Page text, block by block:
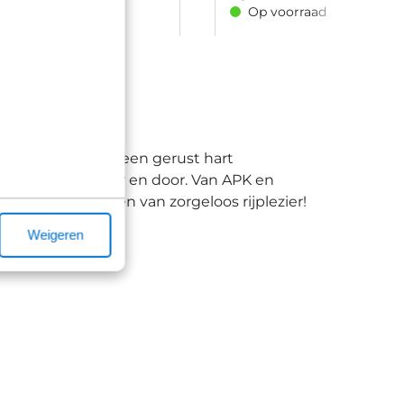
Weigeren
Rijstrook assistent
Op voorraad
u uw Audi met een gerust hart
uw auto door en door. Van APK en
Audi genieten van zorgeloos rijplezier!